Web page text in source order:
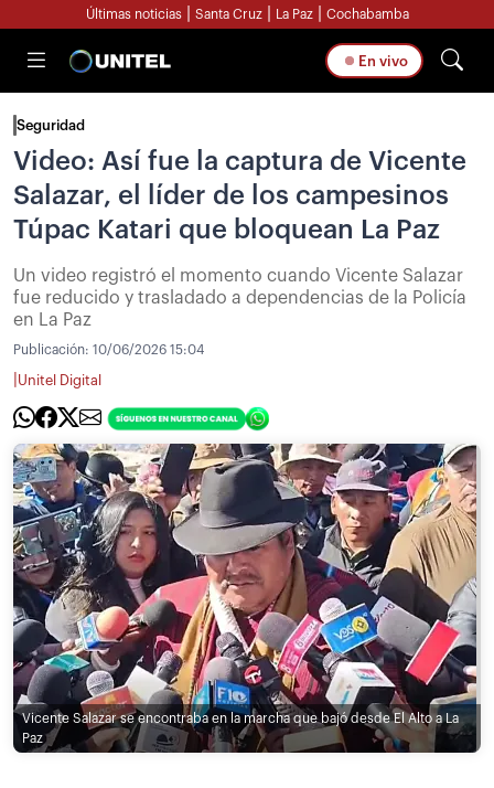
Últimas noticias Santa Cruz La Paz Cochabamba
En vivo
Seguridad
Video: Así fue la captura de Vicente
Salazar, el líder de los campesinos
Túpac Katari que bloquean La Paz
Un video registró el momento cuando Vicente Salazar
fue reducido y trasladado a dependencias de la Policía
en La Paz
Publicación: 10/06/2026 15:04
Unitel Digital
Vicente Salazar se encontraba en la marcha que bajó desde El Alto a La
Paz